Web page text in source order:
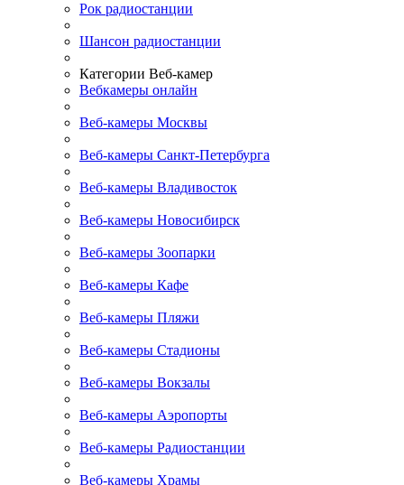
Рок радиостанции
Шансон радиостанции
Категории Веб-камер
Вебкамеры онлайн
Веб-камеры Москвы
Веб-камеры Санкт-Петербурга
Веб-камеры Владивосток
Веб-камеры Новосибирск
Веб-камеры Зоопарки
Веб-камеры Кафе
Веб-камеры Пляжи
Веб-камеры Стадионы
Веб-камеры Вокзалы
Веб-камеры Аэропорты
Веб-камеры Радиостанции
Веб-камеры Храмы